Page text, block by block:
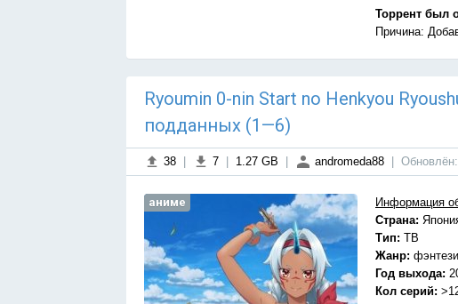
Торрент был
Причина:
Ryoumin 0-nin Start no Henkyou
подданных (1—6)
38 7 1.27 GB andromeda88 Обновлён:
аниме
Информация
Страна:
Тип: ТВ
Жанр: фэнтези
Год выхода:
Кол серий: